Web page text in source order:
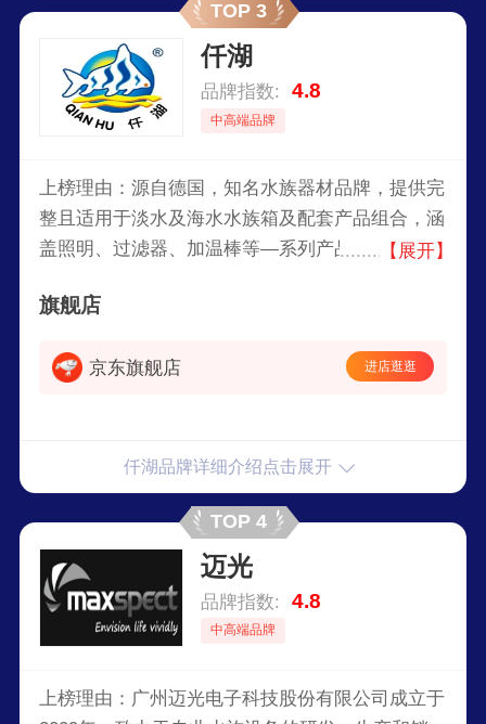
TOP 3
仟湖
品牌指数: 4.8
中高端品牌
上榜理由：源自德国，知名水族器材品牌，提供完
整且适用于淡水及海水水族箱及配套产品组合，涵
盖照明、过滤器、加温棒等—系列产品。知名水产
合的观赏鱼服务供应商。2000年起在新加坡交易所
【展开】
旗舰店
京东旗舰店 进店逛逛
仟湖品牌详细介绍点击展开
TOP 4
迈光
品牌指数: 4.8
中高端品牌
上榜理由：广州迈光电子科技股份有限公司成立于